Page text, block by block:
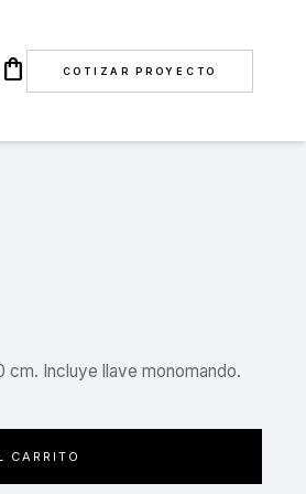
shopping_bag COTIZAR PROYECTO
cm. Incluye llave monomando.
CARRITO